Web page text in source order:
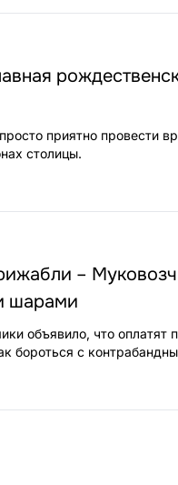
приятно провести
столицы.
–
шарами
объявило, что
бороться с